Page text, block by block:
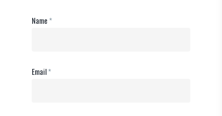
Name *
Email*